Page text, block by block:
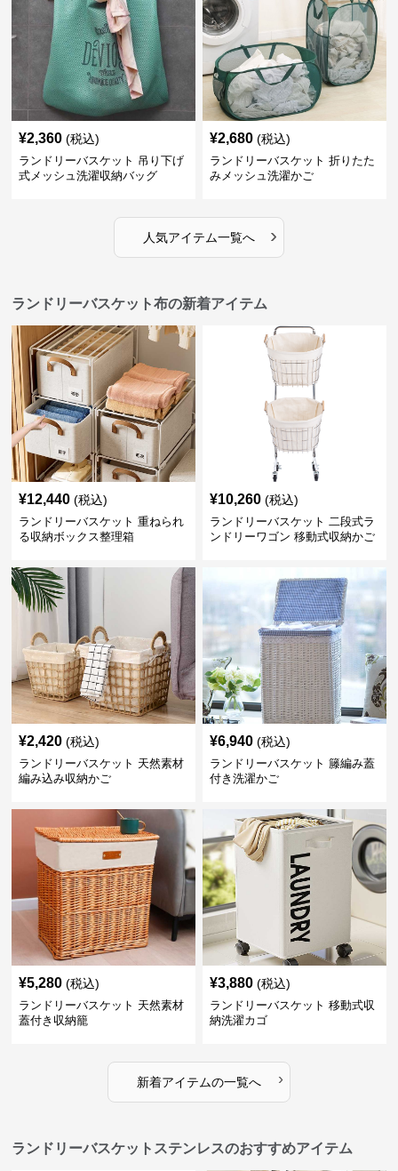
¥2,360 (税込)
ランドリーバスケット 吊り下げ
式メッシュ洗濯収納バッグ
¥2,680 (税込)
ランドリーバスケット 折りたた
みメッシュ洗濯かご
人気アイテム一覧へ ›
ランドリーバスケット布の新着アイテム
¥12,440 (税込)
ランドリーバスケット 重ねられ
る収納ボックス整理箱
¥10,260 (税込)
ランドリーバスケット 二段式ラ
ンドリーワゴン 移動式収納かご
¥2,420 (税込)
ランドリーバスケット 天然素材
編み込み収納かご
¥6,940 (税込)
ランドリーバスケット 籐編み蓋
付き洗濯かご
¥5,280 (税込)
ランドリーバスケット 天然素材
蓋付き収納籠
¥3,880 (税込)
ランドリーバスケット 移動式収
納洗濯カゴ
新着アイテムの一覧へ ›
ランドリーバスケットステンレスのおすすめアイテム